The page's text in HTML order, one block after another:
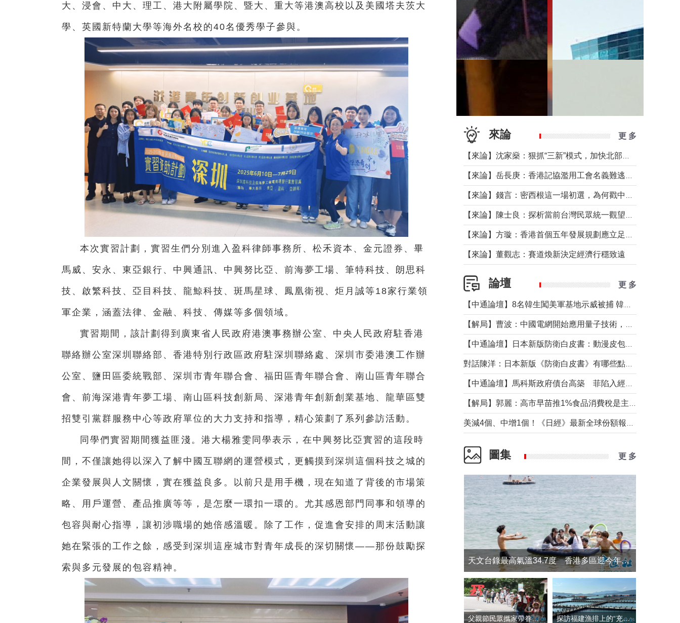
大、浸會、中大、理工、港大附屬學院、暨大、重大等港澳高校以及美國塔夫茨大
學、英國新特蘭大學等海外名校的40名優秀學子參與。
本次實習計劃，實習生們分別進入盈科律師事務所、松禾資本、金元證券、畢
馬威、安永、東亞銀行、中興通訊、中興努比亞、前海夢工場、筆特科技、朗思科
技、啟繁科技、亞目科技、龍鯨科技、斑馬星球、鳳凰衛視、炬月誠等18家行業領
軍企業，涵蓋法律、金融、科技、傳媒等多個領域。
實習期間，該計劃得到廣東省人民政府港澳事務辦公室、中央人民政府駐香港
聯絡辦公室深圳聯絡部、香港特別行政區政府駐深圳聯絡處、深圳市委港澳工作辦
公室、鹽田區委統戰部、深圳市青年聯合會、福田區青年聯合會、南山區青年聯合
會、前海深港青年夢工場、南山區科技創新局、深港青年創新創業基地、龍華區雙
招雙引黨群服務中心等政府單位的大力支持和指導，精心策劃了系列參訪活動。
同學們實習期間獲益匪淺。 港大楊雅雯同學表示，在中興努比亞實習的這段時
間，不僅讓她得以深入了解中國互聯網的運營模式，更觸摸到深圳這個科技之城的
企業發展與人文關懷，實在獲益良多。以前只是用手機，現在知道了背後的市場策
略、用戶運營、產品推廣等等，是怎麼一環扣一環的。尤其感恩部門同事和領導的
包容與耐心指導，讓初涉職場的她倍感溫暖。除了工作，促進會安排的周末活動讓
她在緊張的工作之餘，感受到深圳這座城市對青年成長的深切關懷——那份鼓勵探
索與多元發展的包容精神。
來論 更 多
【來論】董觀志：賽道煥新決定經濟行穩致遠
論壇 更 多
圖集 更 多
天文台錄最高氣溫34.7度 香港多區迎今年最熱一天
父親節民眾攜家帶眷出遊 探訪福建漁排上的“充電寶”